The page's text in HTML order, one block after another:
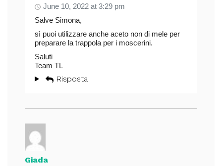
June 10, 2022 at 3:29 pm
Salve Simona,
sì puoi utilizzare anche aceto non di mele per
preparare la trappola per i moscerini.
Saluti
Team TL
Risposta
Giada